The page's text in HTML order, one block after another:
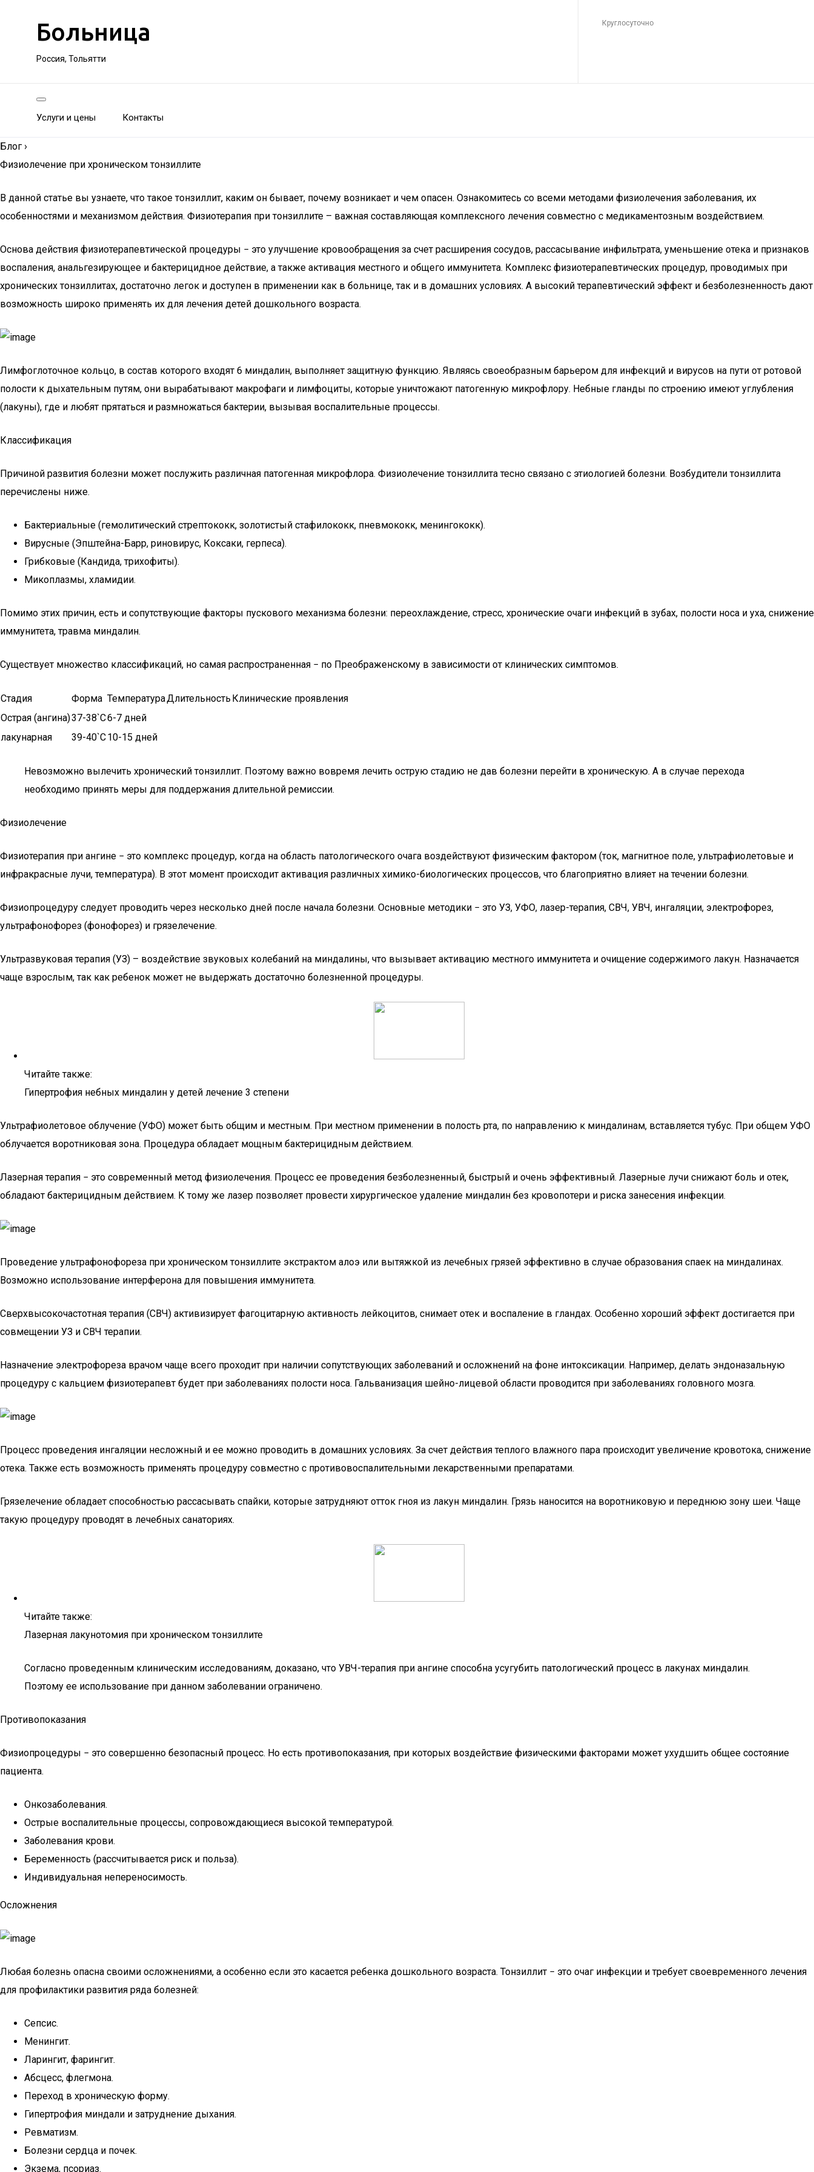
Больница
Россия, Тольятти
Круглосуточно
Услуги и цены Контакты
Блог ›
Физиолечение при хроническом тонзиллите
В данной статье вы узнаете, что такое тонзиллит, каким он бывает, почему возникает и чем опасен. Ознакомитесь со всеми методами физиолечения заболевания, их
особенностями и механизмом действия. Физиотерапия при тонзиллите – важная составляющая комплексного лечения совместно с медикаментозным воздействием.
Основа действия физиотерапевтической процедуры − это улучшение кровообращения за счет расширения сосудов, рассасывание инфильтрата, уменьшение отека и признаков
воспаления, анальгезирующее и бактерицидное действие, а также активация местного и общего иммунитета. Комплекс физиотерапевтических процедур, проводимых при
хронических тонзиллитах, достаточно легок и доступен в применении как в больнице, так и в домашних условиях. А высокий терапевтический эффект и безболезненность дают
возможность широко применять их для лечения детей дошкольного возраста.
Лимфоглоточное кольцо, в состав которого входят 6 миндалин, выполняет защитную функцию. Являясь своеобразным барьером для инфекций и вирусов на пути от ротовой
полости к дыхательным путям, они вырабатывают макрофаги и лимфоциты, которые уничтожают патогенную микрофлору. Небные гланды по строению имеют углубления
(лакуны), где и любят прятаться и размножаться бактерии, вызывая воспалительные процессы.
Классификация
Причиной развития болезни может послужить различная патогенная микрофлора. Физиолечение тонзиллита тесно связано с этиологией болезни. Возбудители тонзиллита
перечислены ниже.
Бактериальные (гемолитический стрептококк, золотистый стафилококк, пневмококк, менингококк).
Вирусные (Эпштейна-Барр, риновирус, Коксаки, герпеса).
Грибковые (Кандида, трихофиты).
Микоплазмы, хламидии.
Помимо этих причин, есть и сопутствующие факторы пускового механизма болезни: переохлаждение, стресс, хронические очаги инфекций в зубах, полости носа и уха, снижение
иммунитета, травма миндалин.
Существует множество классификаций, но самая распространенная − по Преображенскому в зависимости от клинических симптомов.
Стадия Форма ТемператураДлительность Клинические проявления
Острая (ангина)37-38`C6-7 дней
лакунарная
39-40`C10-15 дней
Невозможно вылечить хронический тонзиллит. Поэтому важно вовремя лечить острую стадию не дав болезни перейти в хроническую. А в случае перехода
необходимо принять меры для поддержания длительной ремиссии.
Физиолечение
Физиотерапия при ангине − это комплекс процедур, когда на область патологического очага воздействуют физическим фактором (ток, магнитное поле, ультрафиолетовые и
инфракрасные лучи, температура). В этот момент происходит активация различных химико-биологических процессов, что благоприятно влияет на течении болезни.
Физиопроцедуру следует проводить через несколько дней после начала болезни. Основные методики − это УЗ, УФО, лазер-терапия, СВЧ, УВЧ, ингаляции, электрофорез,
ультрафонофорез (фонофорез) и грязелечение.
Ультразвуковая терапия (УЗ) – воздействие звуковых колебаний на миндалины, что вызывает активацию местного иммунитета и очищение содержимого лакун. Назначается
чаще взрослым, так как ребенок может не выдержать достаточно болезненной процедуры.
Читайте также:
Гипертрофия небных миндалин у детей лечение 3 степени
Ультрафиолетовое облучение (УФО) может быть общим и местным. При местном применении в полость рта, по направлению к миндалинам, вставляется тубус. При общем УФО
облучается воротниковая зона. Процедура обладает мощным бактерицидным действием.
Лазерная терапия − это современный метод физиолечения. Процесс ее проведения безболезненный, быстрый и очень эффективный. Лазерные лучи снижают боль и отек,
обладают бактерицидным действием. К тому же лазер позволяет провести хирургическое удаление миндалин без кровопотери и риска занесения инфекции.
Проведение ультрафонофореза при хроническом тонзиллите экстрактом алоэ или вытяжкой из лечебных грязей эффективно в случае образования спаек на миндалинах.
Возможно использование интерферона для повышения иммунитета.
Сверхвысокочастотная терапия (СВЧ) активизирует фагоцитарную активность лейкоцитов, снимает отек и воспаление в гландах. Особенно хороший эффект достигается при
совмещении УЗ и СВЧ терапии.
Назначение электрофореза врачом чаще всего проходит при наличии сопутствующих заболеваний и осложнений на фоне интоксикации. Например, делать эндоназальную
процедуру с кальцием физиотерапевт будет при заболеваниях полости носа. Гальванизация шейно-лицевой области проводится при заболеваниях головного мозга.
Процесс проведения ингаляции несложный и ее можно проводить в домашних условиях. За счет действия теплого влажного пара происходит увеличение кровотока, снижение
отека. Также есть возможность применять процедуру совместно с противовоспалительными лекарственными препаратами.
Грязелечение обладает способностью рассасывать спайки, которые затрудняют отток гноя из лакун миндалин. Грязь наносится на воротниковую и переднюю зону шеи. Чаще
такую процедуру проводят в лечебных санаториях.
Читайте также:
Лазерная лакунотомия при хроническом тонзиллите
Согласно проведенным клиническим исследованиям, доказано, что УВЧ-терапия при ангине способна усугубить патологический процесс в лакунах миндалин.
Поэтому ее использование при данном заболевании ограничено.
Противопоказания
Физиопроцедуры − это совершенно безопасный процесс. Но есть противопоказания, при которых воздействие физическими факторами может ухудшить общее состояние
пациента.
Онкозаболевания.
Острые воспалительные процессы, сопровождающиеся высокой температурой.
Заболевания крови.
Беременность (рассчитывается риск и польза).
Индивидуальная непереносимость.
Осложнения
Любая болезнь опасна своими осложнениями, а особенно если это касается ребенка дошкольного возраста. Тонзиллит − это очаг инфекции и требует своевременного лечения
для профилактики развития ряда болезней:
Сепсис.
Менингит.
Ларингит, фарингит.
Абсцесс, флегмона.
Переход в хроническую форму.
Гипертрофия миндали и затруднение дыхания.
Ревматизм.
Болезни сердца и почек.
Экзема, псориаз.